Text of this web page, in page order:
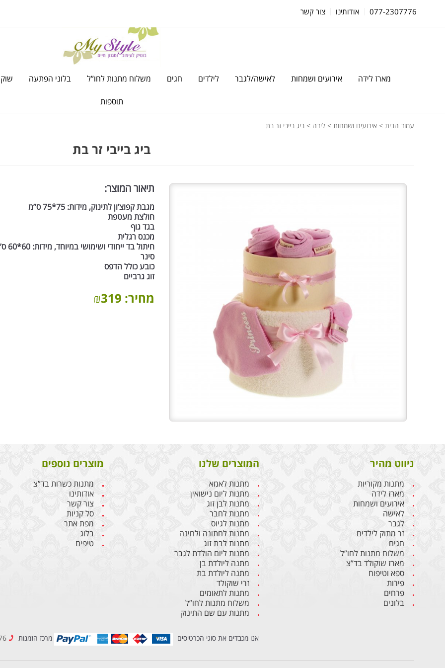
077-2307776 אודותינו צור קשר
מארז לידה אירועים ושמחות לאישה/לגבר לילדים חגים משלוח מתנות לחו”ל בלוני הפתעה
תוספות
עמוד הבית > אירועים ושמחות > לידה > ביג בייבי זר בת
ביג בייבי זר בת
תיאור המוצר:
מגבת קפוצ’ון לתינוק, מידות: 75*75 ס”מ
חולצת מעטפת
בגד גוף
מכנס רגלית
חיתול בד ייחודי ושימושי במיוחד, מידות: 60*60 ס”מ
סינר
כובע כולל הדפס
זוג גרביים
מחיר: ₪319
ניווט מהיר
מתנות מקוריות
מארז לידה
אירועים ושמחות
לאישה
לגבר
זר מתוק לילדים
חגים
משלוח מתנות לחו”ל
מארז שוקולד בד”צ
ספא וטיפוח
פירות
פרחים
בלונים
המוצרים שלנו
מתנות לאמא
מתנות ליום נישואין
מתנות לבן זוג
מתנות לחבר
מתנות לגיוס
מתנות לחתונה ולחינה
מתנות לבת זוג
מתנות ליום הולדת לגבר
מתנה ליולדת בן
מתנה ליולדת בת
זרי שוקולד
מתנות לתאומים
משלוח מתנות לחו”ל
מתנות עם שם התינוק
מוצרים נוספים
מתנות כשרות בד”צ
אודותינו
צור קשר
סל קניות
מפת אתר
בלוג
טיפים
אנו מכבדים את סוגי הכרטיסים מרכז הזמנות 077-2307776